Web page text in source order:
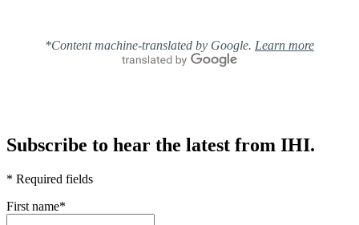
*Content machine-translated by Google. Learn more
Subscribe to hear the latest from IHI.
* Required fields
First name*